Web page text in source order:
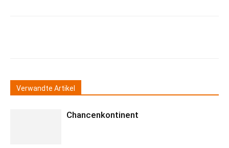
Verwandte Artikel
Chancenkontinent